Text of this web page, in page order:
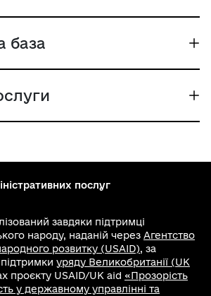
база
послуг
завдяки підтримці
народу, наданій через Агентство
розвитку (USAID), за
уряду Великобританії (UK
проєкту USAID/UK aid «Прозорість
у державному управлінні та